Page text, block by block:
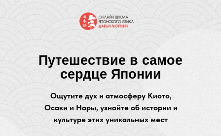
Ощутите дух и атмосферу Киото,
Осаки и Нары, узнайте об истории и
культуре этих уникальных мест
Путешествие в самое
сердце Японии